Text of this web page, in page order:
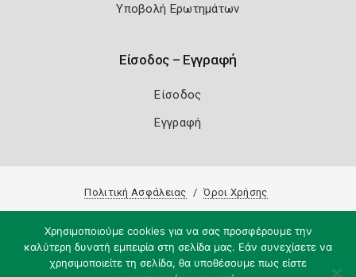
Υποβολή Ερωτημάτων
Είσοδος – Εγγραφή
Είσοδος
Εγγραφή
Πολιτική Ασφάλειας Όροι Χρήσης
Χρησιμοποιούμε cookies για να σας προσφέρουμε την
καλύτερη δυνατή εμπειρία στη σελίδα μας. Εάν συνεχίσετε να
χρησιμοποιείτε τη σελίδα, θα υποθέσουμε πως είστε